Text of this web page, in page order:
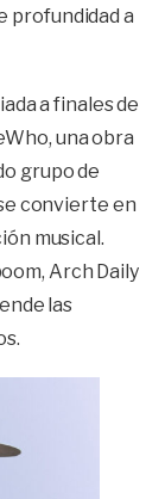
profundidad a
a finales de
una obra
grupo de
convierte en
musical.
Arch Daily
las